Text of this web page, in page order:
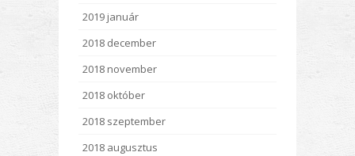
2019 január
2018 december
2018 november
2018 október
2018 szeptember
2018 augusztus